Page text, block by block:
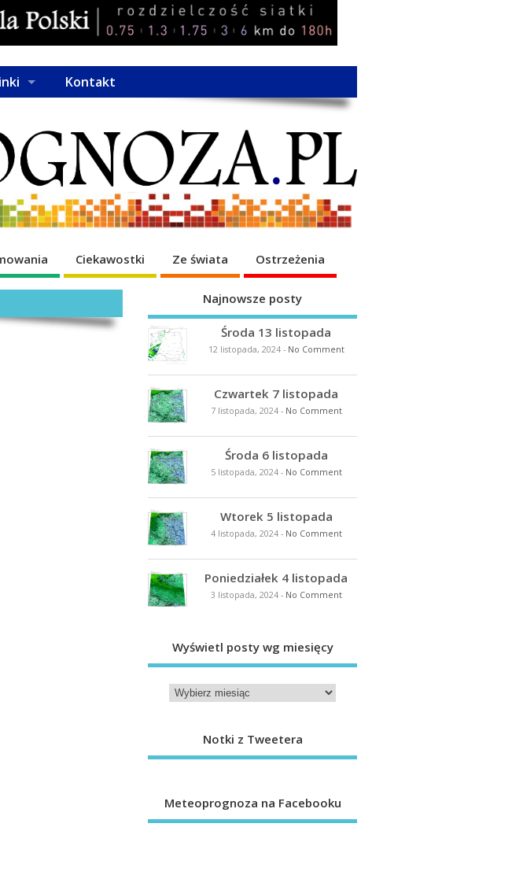
Kontakt
Ciekawostki Ze świata Ostrzeżenia
Najnowsze posty
Środa 13 listopada
12 listopada, 2024- No Comment
Czwartek 7 listopada
7 listopada, 2024- No Comment
Środa 6 listopada
5 listopada, 2024- No Comment
Wtorek 5 listopada
4 listopada, 2024- No Comment
Poniedziałek 4 listopada
3 listopada, 2024- No Comment
Wyświetl posty wg miesięcy
Notki z Tweetera
Meteoprognoza na Facebooku